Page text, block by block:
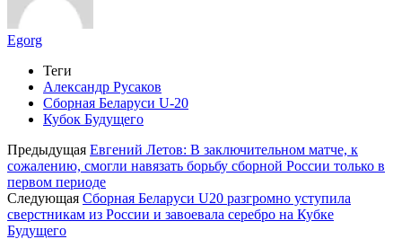
Egorg
Теги
Александр Русаков
Сборная Беларуси U-20
Кубок Будущего
Предыдущая Евгений Летов: В заключительном матче, к
сожалению, смогли навязать борьбу сборной России только в
первом периоде
Следующая Сборная Беларуси U20 разгромно уступила
сверстникам из России и завоевала серебро на Кубке
Будущего